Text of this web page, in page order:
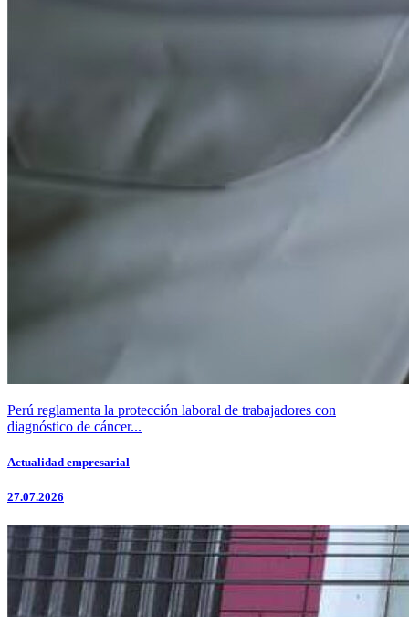
Perú reglamenta la protección laboral de trabajadores con
diagnóstico de cáncer...
Actualidad empresarial
27.07.2026